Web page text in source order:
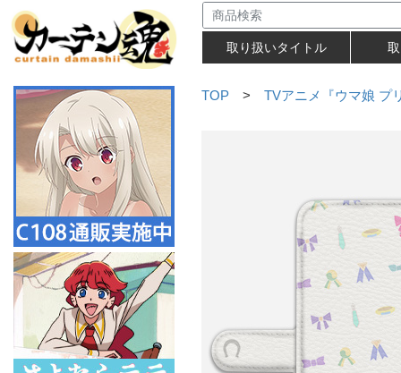
取り扱いタイトル
TOP > TVアニメ『ウマ娘 プ